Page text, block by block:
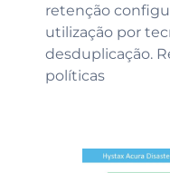
retenção
utilização por
desduplicação.
políticas